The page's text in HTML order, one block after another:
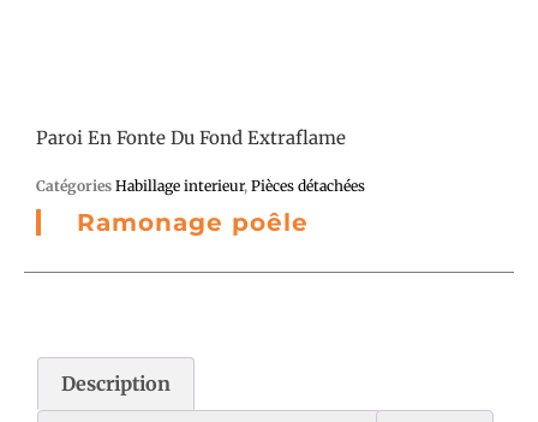
Paroi En Fonte Du Fond Extraflame
Catégories Habillage interieur, Pièces détachées
Ramonage poêle
Description